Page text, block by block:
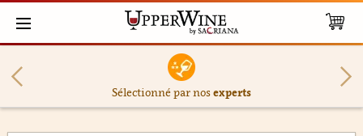
Sélectionné par nosexperts